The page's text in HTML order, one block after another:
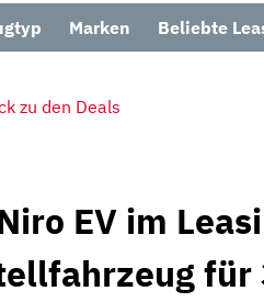
Marken Beliebte
zu den Deals
EV im
für